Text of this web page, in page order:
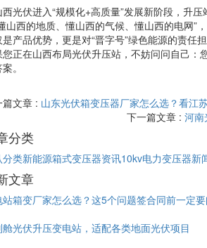
西光伏进入“规模化+高质量”发展新阶段，升
山西的地质、懂山西的气候、懂山西的电网
产品优势，更是对“晋字号”绿色能源的责任
正在山西布局光伏升压站，不妨问问自己：
。
篇文章 : 山东光伏箱变压器厂家怎么选？看江
下一篇文章 : 河南
分类
分类新能源箱式变压器资讯10kv电力变压器新
文章
站箱变厂家怎么选？这5个问题签合同前一定
舱光伏升压变电站，适配各类地面光伏项目